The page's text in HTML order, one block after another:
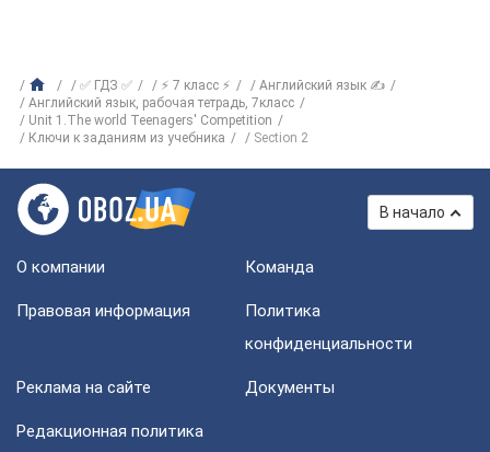
✅ ГДЗ ✅ ⚡ 7 класс ⚡
Английский язык ✍
Английский язык, рабочая тетрадь, 7класс
Unit 1.The world Teenagers' Competition
Ключи к заданиям из учебника
Section 2
В начало
О компании Команда
Правовая информация
Политика
конфиденциальности
Реклама на сайте Документы
Редакционная политика